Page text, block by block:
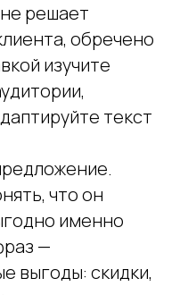
решает
обречено
изучите
текст
что он
именно
—
выгоды: скидки,